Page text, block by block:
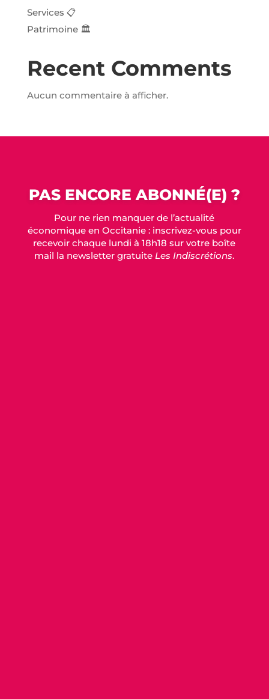
Services 📋
Patrimoine 🏛️
Recent Comments
Aucun commentaire à afficher.
PAS ENCORE ABONNÉ(E) ?
Pour ne rien manquer de l’actualité
économique en Occitanie : inscrivez-vous pour
recevoir chaque lundi à 18h18 sur votre boîte
mail la newsletter gratuiteLes Indiscrétions.